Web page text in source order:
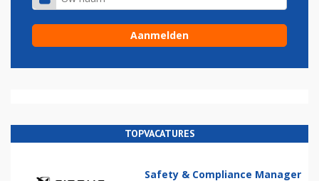
TOPVACATURES
Safety & Compliance Manager